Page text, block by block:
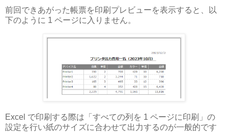
前回できあがった帳票を印刷プレビューを表示すると、以
下のように 1 ページに入りません。
Excel で印刷する際は「すべての列を 1 ページに印刷」の
設定を行い紙のサイズに合わせて出力するのが一般的です